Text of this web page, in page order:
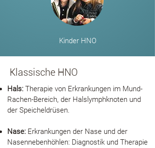
Kinder HNO
Klassische HNO
Hals: Therapie von Erkrankungen im Mund-
Rachen-Bereich, der Halslymphknoten und
der Speicheldrüsen.
Nase: Erkrankungen der Nase und der
Nasennebenhöhlen: Diagnostik und Therapie